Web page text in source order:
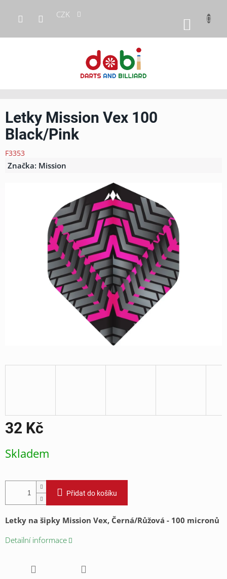
obsah
CZK
KOŠÍK
Letky Mission Vex 100
Black/Pink
F3353
Značka: Mission
32 Kč
cena:
Skladem
Přidat do košíku
Letky na šipky Mission Vex, Černá/Růžová - 100 micronů
Detailní informace